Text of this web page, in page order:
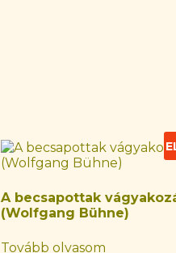
A becsapottak
(Wolfgang Bühne)
Tovább olvasom